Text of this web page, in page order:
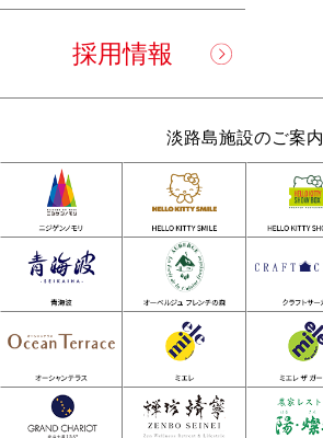
採用情報
淡路島施設のご案内